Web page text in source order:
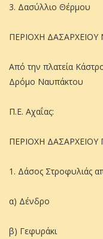
3. Δασύλλιο Θέρμου
ΠΕΡΙΟΧΗ
Από την πλατεία
Δρόμο Ναυπάκτου
Π.Ε. Αχαΐας:
ΠΕΡΙΟΧΗ
1. Δάσος Στροφυλιάς
α) Δένδρο
β) Γεφυράκι